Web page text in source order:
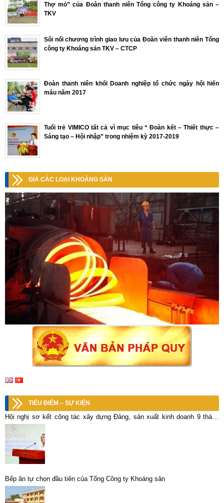
Thợ mỏ” của Đoàn thanh niên Tổng công ty Khoáng sản –
TKV
Sôi nổi chương trình giao lưu của Đoàn viên thanh niên Tổng
công ty Khoáng sản TKV – CTCP
Đoàn thanh niên khối Doanh nghiệp tổ chức ngày hội hiến
máu năm 2017
Tuổi trẻ VIMICO tất cả vì mục tiêu “ Đoàn kết – Thiết thực –
Sáng tạo – Hội nhập” trong nhiệm kỳ 2017-2019
GIÁ CÁC LOẠI KHOÁNG SẢN
TIÊU ĐIỂM – SỰ KIỆN
Hội nghị sơ kết công tác xây dựng Đảng, sản xuất kinh doanh 9 tháng
đầu năm
Bếp ăn tự chọn đầu tiên của Tổng Công ty Khoáng sản